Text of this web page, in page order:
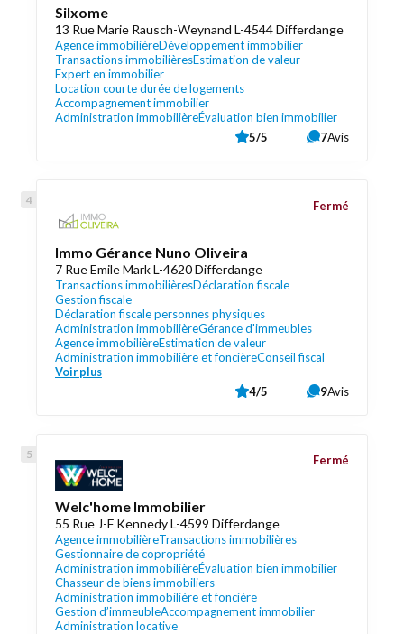
Silxome
13 Rue Marie Rausch-Weynand L-4544 Differdange
Agence immobilièreDéveloppement immobilier
Transactions immobilièresEstimation de valeur
Expert en immobilier
Location courte durée de logements
Accompagnement immobilier
Administration immobilièreÉvaluation bien immobilier
5/5 7Avis
Immo Gérance Nuno Oliveira
7 Rue Emile Mark L-4620 Differdange
Transactions immobilièresDéclaration fiscale
Gestion fiscale
Déclaration fiscale personnes physiques
Administration immobilièreGérance d'immeubles
Agence immobilièreEstimation de valeur
Administration immobilière et foncièreConseil fiscal
Voir plus
Fermé
4/5 9Avis
Welc'home Immobilier
55 Rue J-F Kennedy L-4599 Differdange
Agence immobilièreTransactions immobilières
Gestionnaire de copropriété
Administration immobilièreÉvaluation bien immobilier
Chasseur de biens immobiliers
Administration immobilière et foncière
Gestion d’immeubleAccompagnement immobilier
Administration locative
Fermé